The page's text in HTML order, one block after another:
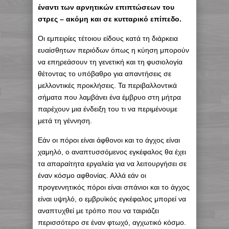
έναντι των αρνητικών επιπτώσεων του
στρες – ακόμη και σε κυτταρικό επίπεδο.
Οι εμπειρίες τέτοιου είδους κατά τη διάρκεια
ευαίσθητων περιόδων όπως η κύηση μπορούν
να επηρεάσουν τη γενετική και τη φυσιολογία
θέτοντας το υπόβαθρο για απαντήσεις σε
μελλοντικές προκλήσεις. Τα περιβαλλοντικά
σήματα που λαμβάνει ένα έμβρυο στη μήτρα
παρέχουν μια ένδειξη του τι να περιμένουμε
μετά τη γέννηση.
Εάν οι πόροι είναι άφθονοι και το άγχος είναι
χαμηλό, ο αναπτυσσόμενος εγκέφαλος θα έχει
τα απαραίτητα εργαλεία για να λειτουργήσει σε
έναν κόσμο αφθονίας. Αλλά εάν οι
προγεννητικός πόροι είναι σπάνιοι και το άγχος
είναι υψηλό, ο εμβρυϊκός εγκέφαλος μπορεί να
αναπτυχθεί με τρόπο που να ταιριάζει
περισσότερο σε έναν φτωχό, αγχωτικό κόσμο.